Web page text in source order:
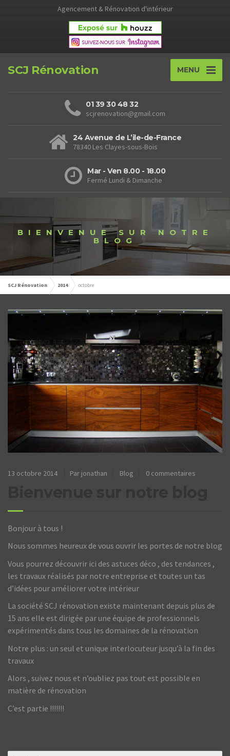
Agencement & Rénovation d'intérieur
SCJ Rénovation MENU
01 39 30 48 32
scjrenovation@gmail.com
24 Avenue de L’ile-de-France
78340 Les Clayes-sous-Bois
Mar - Ven 8.00 - 18.00
Fermé Lundi & Dimanche
BIENVENUE SUR NOTRE
BLOG
SCJ Rénovation 2014 octobre
13 octobre 2014 Par jonathan Blog 0 commentaires
Bonjour à tous !
Nous sommes heureux de vous ouvrir les portes de notre blog
Vous pourrez découvrir ici des astuces déco , des tendances ,
les travaux réalisés par notre entreprise et toutes un tas
d’idées pour améliorer votre intérieur
La société SCJ rénovation existe maintenant depuis plus de
15 ans elle est dirigée par une équipe de professionnels
expérimentés dans tous les domaines de la rénovation
Notre plus : un seul et unique interlocuteur jusqu’à la fin des
travaux
Alors , suivez nous et n’oubliez pas tout est possible en
matière de rénovation
C’est partie !!!!!!!